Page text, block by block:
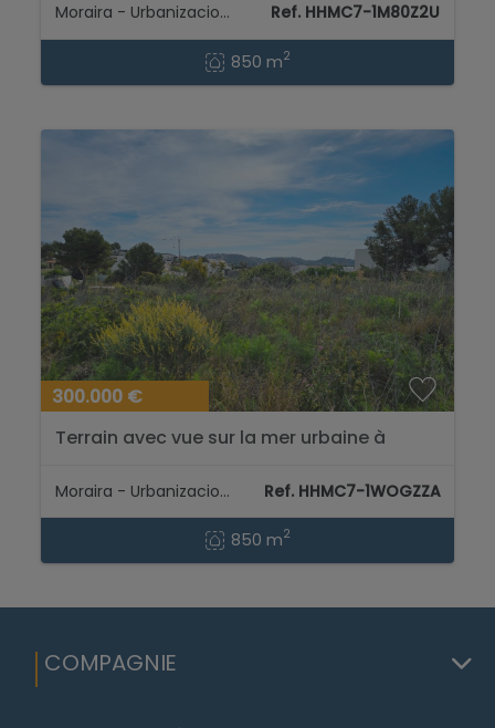
Moraira - Urbanizaciones Ref. HHMC7-1M80Z2U
850 m2
300.000 €
Terrain avec vue sur la mer urbaine à
d’une villa de rêve...Moraira - Urbanizaciones Ref. HHMC7-1WOGZZA
850 m2
COMPAGNIE